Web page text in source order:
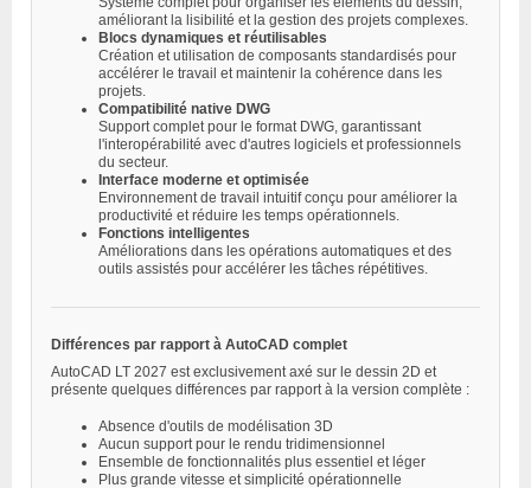
améliorant la lisibilité et la gestion des projets complexes.
Blocs dynamiques et réutilisables
Création et utilisation de composants standardisés pour
accélérer le travail et maintenir la cohérence dans les
projets.
Compatibilité native DWG
Support complet pour le format DWG, garantissant
l'interopérabilité avec d'autres logiciels et professionnels
du secteur.
Interface moderne et optimisée
Environnement de travail intuitif conçu pour améliorer la
productivité et réduire les temps opérationnels.
Fonctions intelligentes
Améliorations dans les opérations automatiques et des
outils assistés pour accélérer les tâches répétitives.
Différences par rapport à AutoCAD complet
AutoCAD LT 2027 est exclusivement axé sur le dessin 2D et
présente quelques différences par rapport à la version complète :
Absence d'outils de modélisation 3D
Aucun support pour le rendu tridimensionnel
Ensemble de fonctionnalités plus essentiel et léger
Plus grande vitesse et simplicité opérationnelle